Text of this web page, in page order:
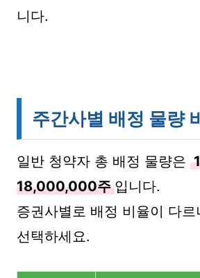
니다.
주간사별 배정 물량
일반 청약자 총 배정 물량은
18,000,000주 입니다.
증권사별로 배정 비율이 다
선택하세요.